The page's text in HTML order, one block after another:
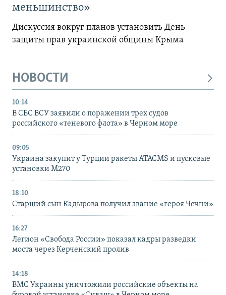
меньшинство»
Дискуссия вокруг планов установить День
защиты прав украинской общины Крыма
НОВОСТИ
10:14
В СБС ВСУ заявили о поражении трех судов
российского «теневого флота» в Черном море
09:05
Украина закупит у Турции ракеты ATACMS и пусковые
установки M270
18:10
Старший сын Кадырова получил звание «героя Чечни»
16:27
Легион «Свобода России» показал кадры разведки
моста через Керченский пролив
14:18
ВМС Украины уничтожили российские объекты на